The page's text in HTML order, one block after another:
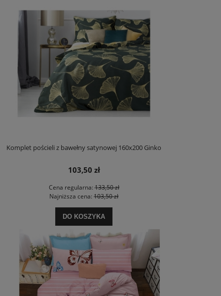
Komplet pościeli z bawełny satynowej 160x200 Ginko
103,50 zł
Cena regularna:133,50 zł
Najniższa cena: 103,50 zł
DO KOSZYKA